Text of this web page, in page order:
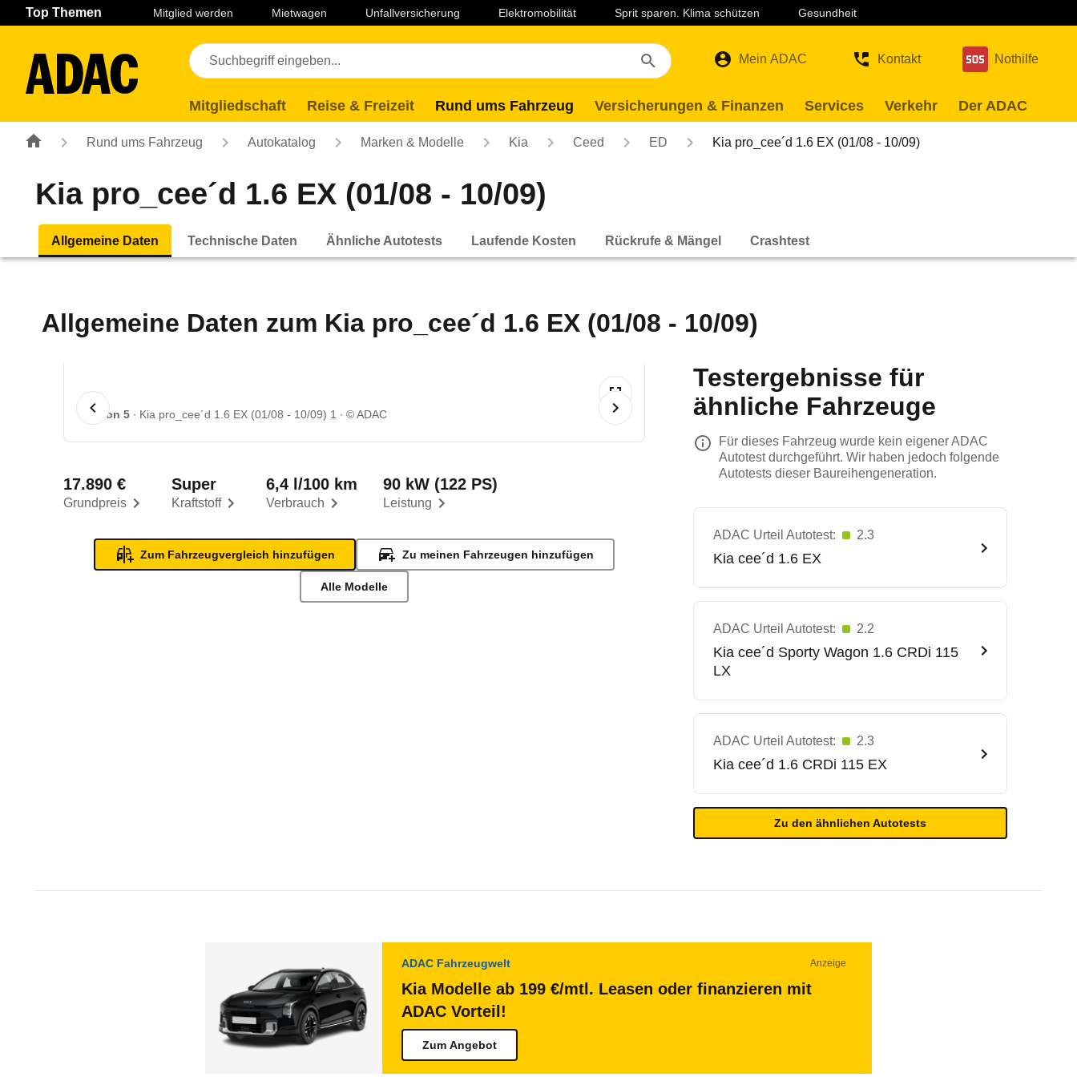
Navigation Seiteninhalt Fußzeile
Top Themen Mitglied werden Mietwagen Unfallversicherung Elektromobilität Sprit sparen. Klima schützen Gesundheit
Mein ADAC Kontakt Nothilfe
Mitgliedschaft Reise & Freizeit Rund ums Fahrzeug Versicherungen & Finanzen Services Verkehr Der ADAC
Rund ums Fahrzeug Autokatalog Marken & Modelle Kia Ceed ED Kia pro_cee´d 1.6 EX (01/08 - 10/09)
Kia pro_cee´d 1.6 EX (01/08 - 10/09)
Allgemeine Daten Technische Daten Ähnliche Autotests Laufende Kosten Rückrufe & Mängel Crashtest
Allgemeine Daten zum Kia pro_cee´d 1.6 EX (01/08 - 10/09)
1 von 5 Kia pro_cee´d 1.6 EX (01/08 - 10/09) 1 © ADAC
Grundpreis
17.890 €
Kraftstoff
Super
Verbrauch
6,4 l/100 km
Leistung
90 kW (122 PS)
Zum Fahrzeugvergleich hinzufügen Zu meinen Fahrzeugen hinzufügen
Alle Modelle
Testergebnisse für
ähnliche Fahrzeuge
Für dieses Fahrzeug wurde kein eigener ADAC
Autotest durchgeführt. Wir haben jedoch folgende
Autotests dieser Baureihengeneration.
ADAC Urteil Autotest: 2.3
Kia cee´d 1.6 EX
ADAC Urteil Autotest: 2.2
Kia cee´d Sporty Wagon 1.6 CRDi 115
LX
ADAC Urteil Autotest: 2.3
Kia cee´d 1.6 CRDi 115 EX
Zu den ähnlichen Autotests
ADAC Fahrzeugwelt Anzeige
Kia Modelle ab 199 €/mtl. Leasen oder finanzieren mit
ADAC Vorteil!
Zum Angebot